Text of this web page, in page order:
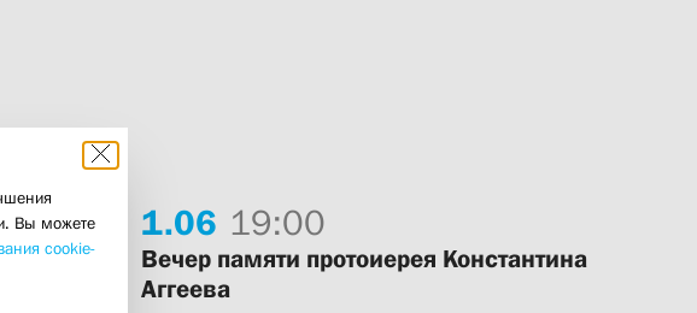
1.06 19:00
Вечер памяти протоиерея Константина
Аггеева
Вы можете
cookie-